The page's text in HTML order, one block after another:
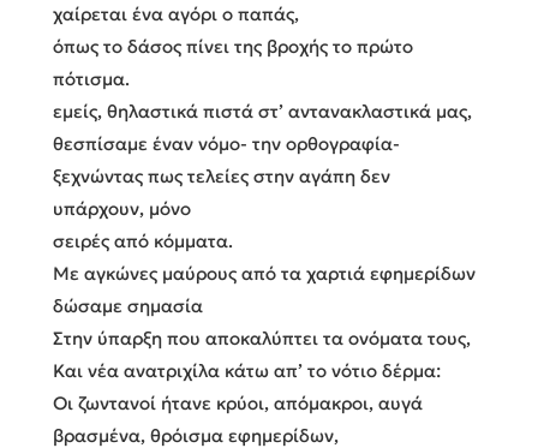
χαίρεται ένα αγόρι ο παπάς,
όπως το δάσος πίνει της βροχής το πρώτο
πότισμα.
εμείς, θηλαστικά πιστά στ’ αντανακλαστικά μας,
θεσπίσαμε έναν νόμο- την ορθογραφία-
ξεχνώντας πως τελείες στην αγάπη δεν
υπάρχουν, μόνο
σειρές από κόμματα.
Με αγκώνες μαύρους από τα χαρτιά εφημερίδων
δώσαμε σημασία
Στην ύπαρξη που αποκαλύπτει τα ονόματα τους,
Και νέα ανατριχίλα κάτω απ’ το νότιο δέρμα:
Οι ζωντανοί ήτανε κρύοι, απόμακροι, αυγά
βρασμένα, θρόισμα εφημερίδων,